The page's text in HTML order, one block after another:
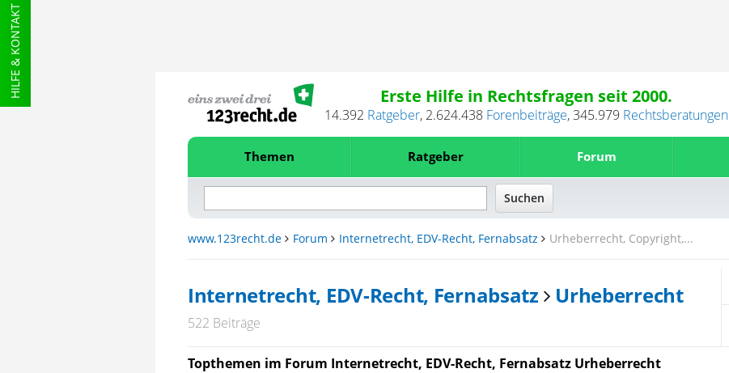
HILFE & KONTAKT Erste Hilfe in Rechtsfragen seit 2000.
14.392 Ratgeber, 2.624.438 Forenbeiträge,345.979 Rechtsberatungen
Themen Ratgeber Forum
www.123recht.de Forum Internetrecht, EDV-Recht, Fernabsatz Urheberrecht, Copyright,...
Internetrecht, EDV-Recht, Fernabsatz Urheberrecht
522 Beiträge
Topthemen im Forum Internetrecht, EDV-Recht, Fernabsatz Urheberrecht